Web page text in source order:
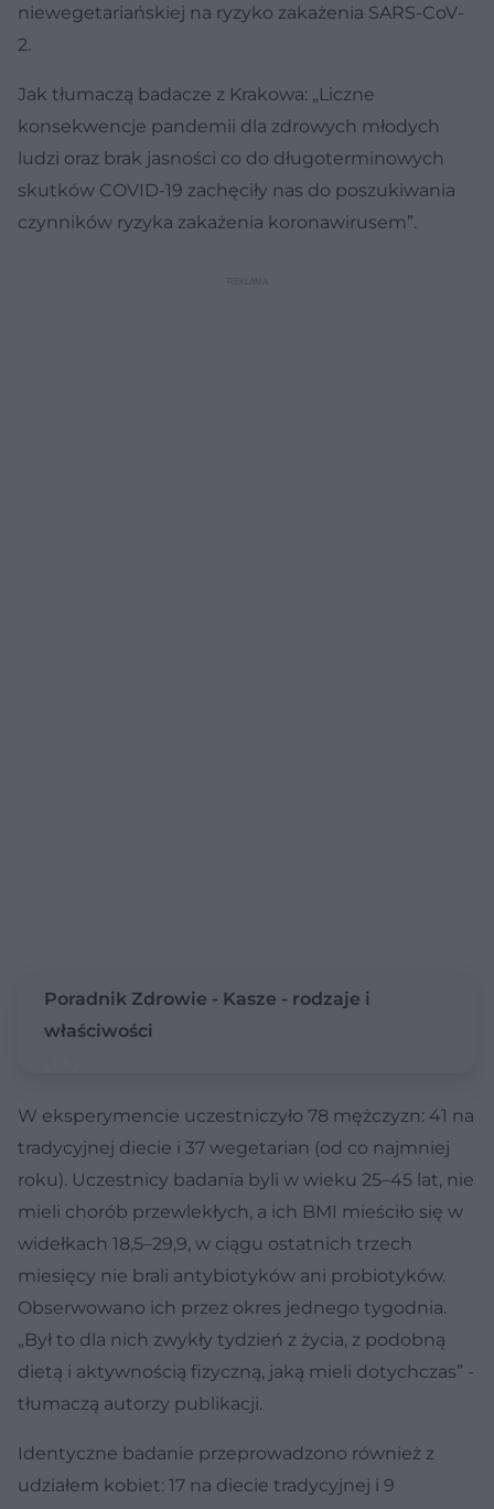
niewegetariańskiej na ryzyko zakażenia SARS-CoV-
2.
Jak tłumaczą badacze z Krakowa: „Liczne
konsekwencje pandemii dla zdrowych młodych
ludzi oraz brak jasności co do długoterminowych
skutków COVID-19 zachęciły nas do poszukiwania
czynników ryzyka zakażenia koronawirusem”.
Poradnik Zdrowie - Kasze - rodzaje i
właściwości
W eksperymencie uczestniczyło 78 mężczyzn: 41 na
tradycyjnej diecie i 37 wegetarian (od co najmniej
roku). Uczestnicy badania byli w wieku 25–45 lat, nie
mieli chorób przewlekłych, a ich BMI mieściło się w
widełkach 18,5–29,9, w ciągu ostatnich trzech
miesięcy nie brali antybiotyków ani probiotyków.
Obserwowano ich przez okres jednego tygodnia.
„Był to dla nich zwykły tydzień z życia, z podobną
dietą i aktywnością fizyczną, jaką mieli dotychczas” -
tłumaczą autorzy publikacji.
Identyczne badanie przeprowadzono również z
udziałem kobiet: 17 na diecie tradycyjnej i 9